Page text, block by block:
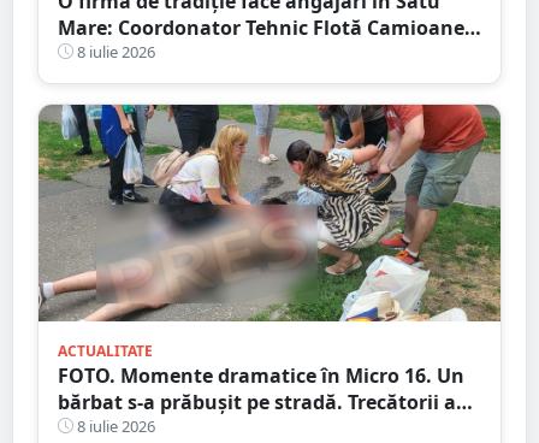
Mare: Coordonator Tehnic Flotă Camioane,
Dispecer Transport Marfă Internațional,
Contabil cu Experiență
8 iulie 2026
ACTUALITATE
FOTO. Momente dramatice în Micro 16. Un
bărbat s-a prăbușit pe stradă. Trecătorii au
intervenit imediat și i-au salvat viața
8 iulie 2026